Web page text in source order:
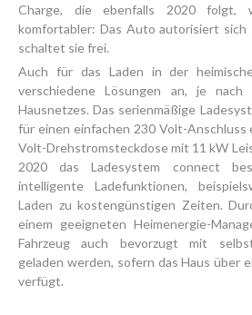
Charge, die ebenfalls 2020 folgt,
komfortabler: Das Auto autorisiert sich
schaltet sie frei.
Auch für das Laden in der
verschiedene Lösungen an, je nach
Hausnetzes. Das serienmäßige
für einen einfachen 230 Volt-Anschluss
Volt-Drehstromsteckdose mit 11 kW
2020 das Ladesystem connect
intelligente Ladefunktionen,
Laden zu kostengünstigen Zeiten.
einem geeigneten Heimenergie-
Fahrzeug auch bevorzugt mit
geladen werden, sofern das Haus über
verfügt.